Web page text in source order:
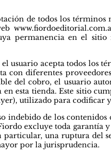
de todos los
permanencia en el
usuario acepta todos los
con diferentes
del cobro, el usuario
esta tienda. Este sitio
utilizado para codificar
indebido de los
excluye toda
una ruptura del
por la jurisprudencia.